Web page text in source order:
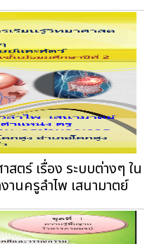
ตร์ เรื่อง ระบบต่างๆ ใน
นครูลำไพ เสนามาตย์